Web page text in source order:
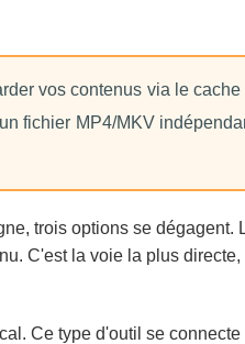
vos contenus via le
fichier MP4/MKV
trois options se
C'est la voie la plus
Ce type d'outil se